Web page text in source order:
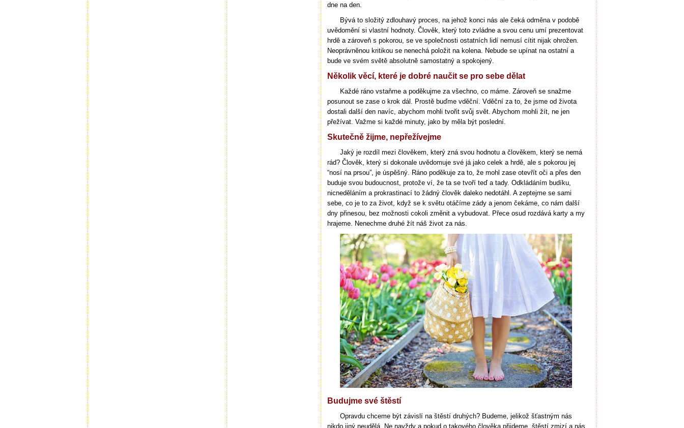
dne na den.
Bývá to složitý zdlouhavý proces, na jehož konci nás ale čeká odměna v podobě
uvědomění si vlastní hodnoty. Člověk, který toto zvládne a svou cenu umí prezentovat
hrdě a zároveň s pokorou, se ve společnosti ostatních lidí nemusí cítit nijak ohrožen.
Neoprávněnou kritikou se nenechá položit na kolena. Nebude se upínat na ostatní a
bude ve svém světě absolutně samostatný a spokojený.
Několik věcí, které je dobré naučit se pro sebe dělat
Každé ráno vstaňme a poděkujme za všechno, co máme. Zároveň se snažme
posunout se zase o krok dál. Prostě buďme vděční. Vděční za to, že jsme od života
dostali další den navíc, abychom mohli tvořit svůj svět. Abychom mohli žít, ne jen
přežívat. Važme si každé minuty, jako by měla být poslední.
Skutečně žijme, nepřežívejme
Jaký je rozdíl mezi člověkem, který zná svou hodnotu a člověkem, který se nemá
rád? Člověk, který si dokonale uvědomuje své já jako celek a hrdě, ale s pokorou jej
“nosí na prsou”, je úspěšný. Ráno poděkuje za to, že mohl zase otevřít oči a přes den
buduje svou budoucnost, protože ví, že ta se tvoří teď a tady. Odkládáním budíku,
nicneděláním a prokrastinací to žádný člověk daleko nedotáhl. A zeptejme se sami
sebe, co je to za život, když se k světu otáčíme zády a jenom čekáme, co nám další
dny přinesou, bez možnosti cokoli změnit a vybudovat. Přece osud rozdává karty a my
hrajeme. Nenechme druhé žít náš život za nás.
Budujme své štěstí
Opravdu chceme být závislí na štěstí druhých? Budeme, jelikož šťastným nás
nikdo jiný neudělá. Ne navždy a pokud o takového člověka přijdeme, štěstí zmizí a nás